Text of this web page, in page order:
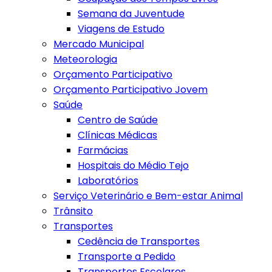
Semana da Juventude
Viagens de Estudo
Mercado Municipal
Meteorologia
Orçamento Participativo
Orçamento Participativo Jovem
Saúde
Centro de Saúde
Clínicas Médicas
Farmácias
Hospitais do Médio Tejo
Laboratórios
Serviço Veterinário e Bem-estar Animal
Trânsito
Transportes
Cedência de Transportes
Transporte a Pedido